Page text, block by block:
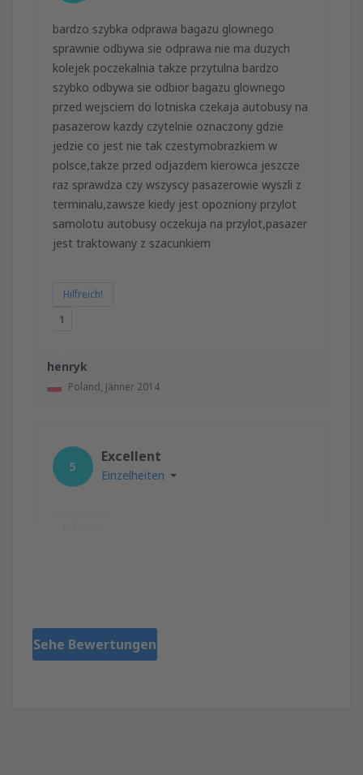
henryk
Poland, Jänner 2014
bardzo szybka odprawa bagazu glownego
sprawnie odbywa sie odprawa nie ma duzych
kolejek poczekalnia takze przytulna bardzo
szybko odbywa sie odbior bagazu glownego
przed wejsciem do lotniska czekaja autobusy na
pasazerow kazdy czytelnie oznaczony gdzie
jedzie co jest nie tak czestymobrazkiem w
polsce,takze przed odjazdem kierowca jeszcze
raz sprawdza czy wszyscy pasazerowie wyszli z
terminalu,zawsze kiedy jest opozniony przylot
samolotu autobusy oczekuja na przylot,pasazer
jest traktowany z szacunkiem
Hilfreich!
1
5
Excellent
Einzelheiten
Sehe Bewertungen